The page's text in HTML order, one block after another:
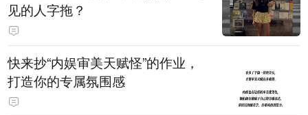
见的人字拖？
快来抄“内娱审美天赋怪”的作业，
打造你的专属氛围感